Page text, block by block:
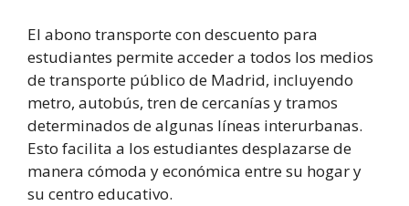
El abono transporte con descuento para
estudiantes permite acceder a todos los medios
de transporte público de Madrid, incluyendo
metro, autobús, tren de cercanías y tramos
determinados de algunas líneas interurbanas.
Esto facilita a los estudiantes desplazarse de
manera cómoda y económica entre su hogar y
su centro educativo.